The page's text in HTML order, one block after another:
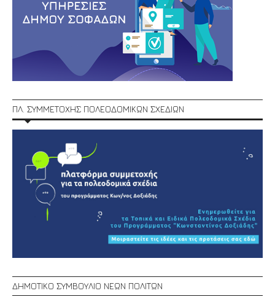
ΠΛ. ΣΥΜΜΕΤΟΧΗΣ ΠΟΛΕΟΔΟΜΙΚΩΝ ΣΧΕΔΙΩΝ
ΔΗΜΟΤΙΚΟ ΣΥΜΒΟΥΛΙΟ ΝΕΩΝ ΠΟΛΙΤΩΝ